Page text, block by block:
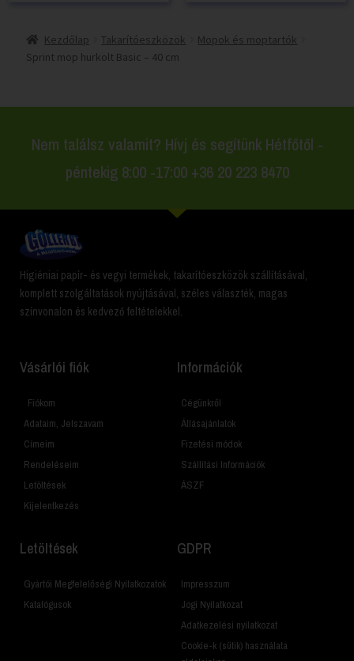
Kezdőlap Takarítóeszközök
Mopok és moptartók
Sprint mop hurkolt Basic – 40 cm
Nem találsz valamit? Hívj és segítünk Hétfőtől -
péntekig 8:00 -17:00 +36 20 223 8470
Higiéniai papír- és vegyi termékek, takarítóeszközök szállításával,
komplett szolgáltatások nyújtásával, széles választék, magas
színvonalon és kedvező feltételekkel.
Vásárlói fiók
Fiókom
Adataim, Jelszavam
Címeim
Rendeléseim
Letöltések
Kijelentkezés
Információk
Cégünkről
Állásajánlatok
Fizetési módok
Szállítási Információk
ÁSZF
Letöltések
Gyártói Megfelelőségi Nyilatkozatok
Katalógusok
GDPR
Impresszum
Jogi Nyilatkozat
Adatkezelési nyilatkozat
Cookie-k (sütik) használata